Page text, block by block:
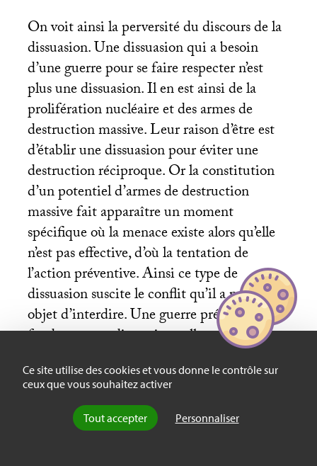
Ce site utilise des cookies et vous donne le contrôle sur
ceux que vous souhaitez activer
Tout accepter Personnaliser
On voit ainsi la perversité du discours de la
dissuasion. Une dissuasion qui a besoin
d’une guerre pour se faire respecter n’est
plus une dissuasion. Il en est ainsi de la
prolifération nucléaire et des armes de
destruction massive. Leur raison d’être est
d’établir une dissuasion pour éviter une
destruction réciproque. Or la constitution
d’un potentiel d’armes de destruction
massive fait apparaître un moment
spécifique où la menace existe alors qu’elle
n’est pas effective, d’où la tentation de
l’action préventive. Ainsi ce type de
dissuasion suscite le conflit qu’il a pour
objet d’interdire. Une guerre préventive ne
fonde pas une dissuasion : elle est au
Face aux mouvements de guérilla définis